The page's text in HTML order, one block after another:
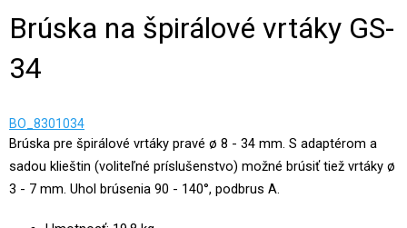
Brúska na špirálové vrtáky GS-
34
BO_8301034
Brúska pre špirálové vrtáky pravé ø 8 - 34 mm. S adaptérom a
sadou klieštin (voliteľné príslušenstvo) možné brúsiť tiež vrtáky ø
3 - 7 mm. Uhol brúsenia 90 - 140°, podbrus A.